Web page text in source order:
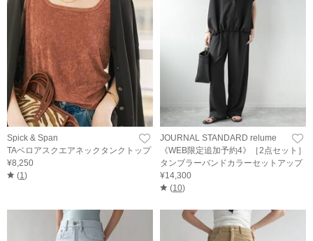
Spick & Span
TAベロアスクエアネックタンクトップ
¥8,250
(1)
JOURNAL STANDARD relume
《WEB限定追加予約4》［2点セット］
タンブラーバンドカラーセットアップ
¥14,300
(10)